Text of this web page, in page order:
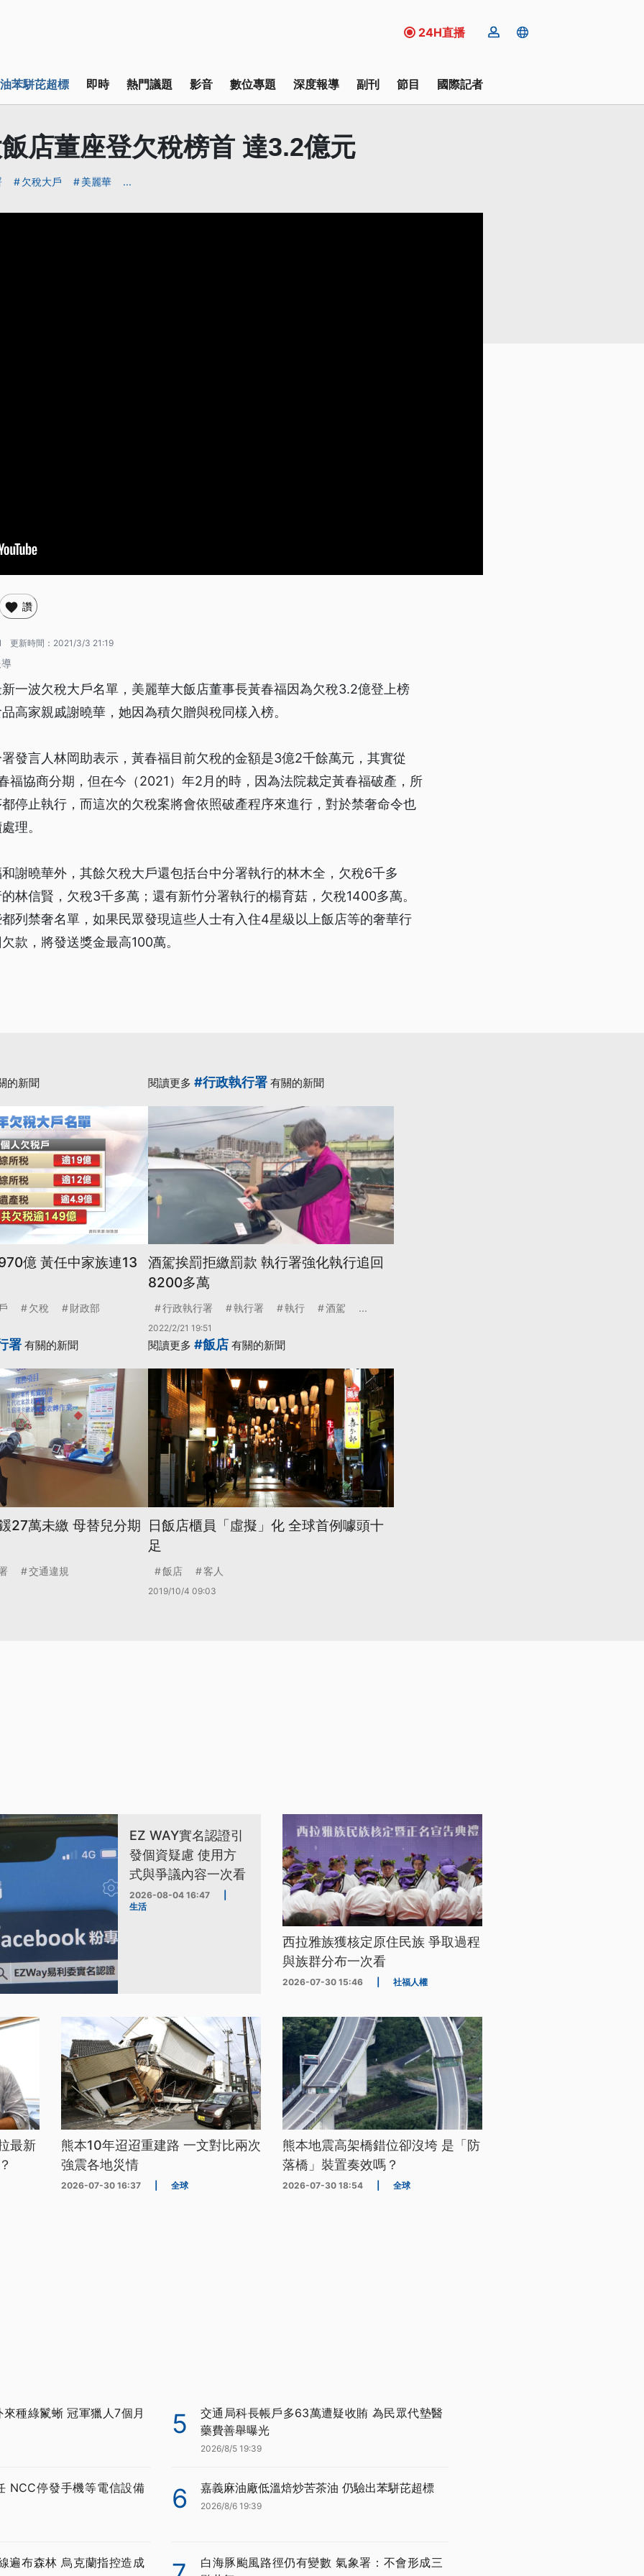
24H直播
苯駢芘超標 即時 熱門議題 影音 數位專題 深度報導 副刊 節目 國際記者
店董座登欠稅榜首 達3.2億元
欠稅大戶 美麗華 ...
讚
更新時間： 2021/3/3 21:19
一波欠稅大戶名單，美麗華大飯店董事長黃春福因為欠稅3.2億登上榜
高家親戚謝曉華，她因為積欠贈與稅同樣入榜。
發言人林岡助表示，黃春福目前欠稅的金額是3億2千餘萬元，其實從
福協商分期，但在今（2021）年2月的時，因為法院裁定黃春福破產，所
停止執行，而這次的欠稅案將會依照破產程序來進行，對於禁奢命令也
理。
謝曉華外，其餘欠稅大戶還包括台中分署執行的林木全，欠稅6千多
林信賢，欠稅3千多萬；還有新竹分署執行的楊育菇，欠稅1400多萬。
列禁奢名單，如果民眾發現這些人士有入住4星級以上飯店等的奢華行
款，將發送獎金最高100萬。
的新聞
億 黃任中家族連13
欠稅 財政部
閱讀更多 #行政執行署 有關的新聞
酒駕挨罰拒繳罰款 執行署強化執行追回
8200多萬
行政執行署 執行署 執行 酒駕 ...
2022/2/21 19:51
署 有關的新聞
27萬未繳 母替兒分期
交通違規
閱讀更多 #飯店 有關的新聞
日飯店櫃員「虛擬」化 全球首例噱頭十
足
飯店 客人
2019/10/4 09:03
EZ WAY實名認證引
發個資疑慮 使用方
式與爭議內容一次看
2026-08-04 16:47
生活
西拉雅族獲核定原住民族 爭取過程
與族群分布一次看
2026-07-30 15:46 社福人權
最新
熊本10年迢迢重建路 一文對比兩次
強震各地災情
2026-07-30 16:37 全球
熊本地震高架橋錯位卻沒垮 是「防
落橋」裝置奏效嗎？
2026-07-30 18:54 全球
種綠鬣蜥 冠軍獵人7個月
NCC停發手機等電信設備
遍布森林 烏克蘭指控造成
5
交通局科長帳戶多63萬遭疑收賄 為民眾代墊醫
藥費善舉曝光
2026/8/5 19:39
6 嘉義麻油廠低溫焙炒苦茶油 仍驗出苯駢芘超標
2026/8/6 19:39
白海豚颱風路徑仍有變數 氣象署：不會形成三